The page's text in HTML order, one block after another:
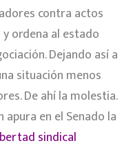
contra actos
ordena al estado
Dejando así a
situación menos
De ahí la molestia.
en el Senado la
sindical